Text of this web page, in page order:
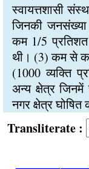
स्वायत्तशासी
जिनकी
कम 1/5
थी। (3) कम से कम
(1000 व्यक्ति
अन्य क्षेत्र
नगर क्षेत्र घोषित
: